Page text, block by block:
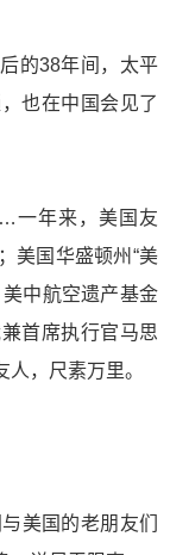
的38年间，太平
也在中国会见了
年来，美国友
美国华盛顿州“美
中航空遗产基金
首席执行官马思
，尺素万里。
美国的老朋友们